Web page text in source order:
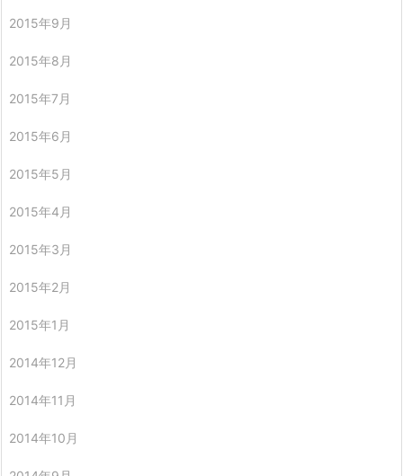
2015年9月
2015年8月
2015年7月
2015年6月
2015年5月
2015年4月
2015年3月
2015年2月
2015年1月
2014年12月
2014年11月
2014年10月